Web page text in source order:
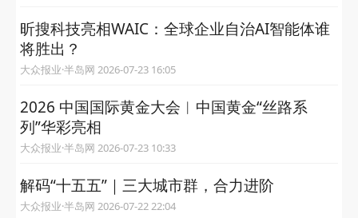
昕搜科技亮相WAIC：全球企业自治AI智能体谁
将胜出？
大众报业·半岛网 2026-07-23 16:05
2026 中国国际黄金大会︱中国黄金“丝路系
列”华彩亮相
大众报业·半岛网 2026-07-23 10:33
解码“十五五”｜三大城市群，合力进阶
大众报业·半岛网 2026-07-22 22:04